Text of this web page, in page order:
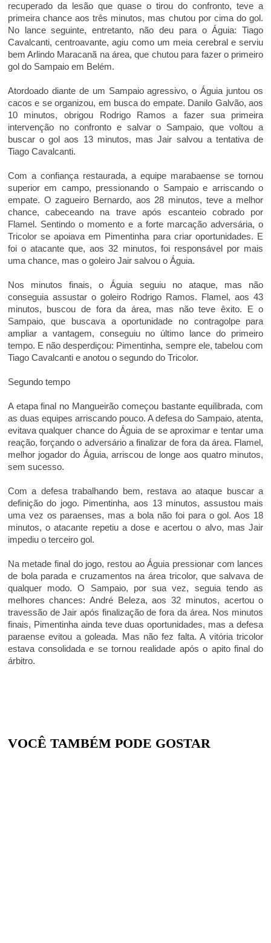
recuperado da lesão que quase o tirou do confronto, teve a
primeira chance aos três minutos, mas chutou por cima do gol.
No lance seguinte, entretanto, não deu para o Águia: Tiago
Cavalcanti, centroavante, agiu como um meia cerebral e serviu
bem Arlindo Maracanã na área, que chutou para fazer o primeiro
gol do Sampaio em Belém.
Atordoado diante de um Sampaio agressivo, o Águia juntou os
cacos e se organizou, em busca do empate. Danilo Galvão, aos
10 minutos, obrigou Rodrigo Ramos a fazer sua primeira
intervenção no confronto e salvar o Sampaio, que voltou a
buscar o gol aos 13 minutos, mas Jair salvou a tentativa de
Tiago Cavalcanti.
Com a confiança restaurada, a equipe marabaense se tornou
superior em campo, pressionando o Sampaio e arriscando o
empate. O zagueiro Bernardo, aos 28 minutos, teve a melhor
chance, cabeceando na trave após escanteio cobrado por
Flamel. Sentindo o momento e a forte marcação adversária, o
Tricolor se apoiava em Pimentinha para criar oportunidades. E
foi o atacante que, aos 32 minutos, foi responsável por mais
uma chance, mas o goleiro Jair salvou o Águia.
Nos minutos finais, o Águia seguiu no ataque, mas não
conseguia assustar o goleiro Rodrigo Ramos. Flamel, aos 43
minutos, buscou de fora da área, mas não teve êxito. E o
Sampaio, que buscava a oportunidade no contragolpe para
ampliar a vantagem, conseguiu no último lance do primeiro
tempo. E não desperdiçou: Pimentinha, sempre ele, tabelou com
Tiago Cavalcanti e anotou o segundo do Tricolor.
Segundo tempo
A etapa final no Mangueirão começou bastante equilibrada, com
as duas equipes arriscando pouco. A defesa do Sampaio, atenta,
evitava qualquer chance do Águia de se aproximar e tentar uma
reação, forçando o adversário a finalizar de fora da área. Flamel,
melhor jogador do Águia, arriscou de longe aos quatro minutos,
sem sucesso.
Com a defesa trabalhando bem, restava ao ataque buscar a
definição do jogo. Pimentinha, aos 13 minutos, assustou mais
uma vez os paraenses, mas a bola não foi para o gol. Aos 18
minutos, o atacante repetiu a dose e acertou o alvo, mas Jair
impediu o terceiro gol.
Na metade final do jogo, restou ao Águia pressionar com lances
de bola parada e cruzamentos na área tricolor, que salvava de
qualquer modo. O Sampaio, por sua vez, seguia tendo as
melhores chances: André Beleza, aos 32 minutos, acertou o
travessão de Jair após finalização de fora da área. Nos minutos
finais, Pimentinha ainda teve duas oportunidades, mas a defesa
paraense evitou a goleada. Mas não fez falta. A vitória tricolor
estava consolidada e se tornou realidade após o apito final do
árbitro.
VOCÊ TAMBÉM PODE GOSTAR